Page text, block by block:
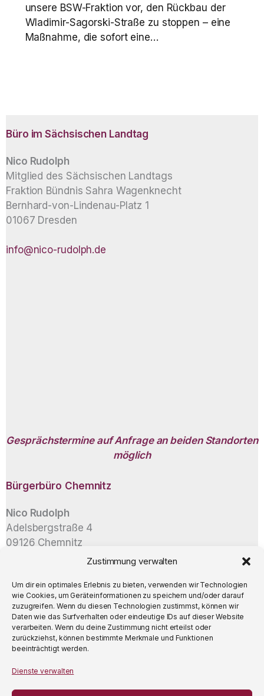
Zustimmung verwalten
Um dir ein optimales Erlebnis zu bieten, verwenden wir Technologien
wie Cookies, um Geräteinformationen zu speichern und/oder darauf
zuzugreifen. Wenn du diesen Technologien zustimmst, können wir
Daten wie das Surfverhalten oder eindeutige IDs auf dieser Website
verarbeiten. Wenn du deine Zustimmung nicht erteilst oder
zurückziehst, können bestimmte Merkmale und Funktionen
beeinträchtigt werden.
Dienste verwalten
unsere BSW-Fraktion vor, den Rückbau der
Wladimir-Sagorski-Straße zu stoppen – eine
Maßnahme, die sofort eine…
Büro im Sächsischen Landtag
Nico Rudolph
Mitglied des Sächsischen Landtags
Fraktion Bündnis Sahra Wagenknecht
Bernhard-von-Lindenau-Platz 1
01067 Dresden
info@nico-rudolph.de
Gesprächstermine auf Anfrage an beiden Standorten
möglich
Bürgerbüro Chemnitz
Nico Rudolph
Adelsbergstraße 4
09126 Chemnitz